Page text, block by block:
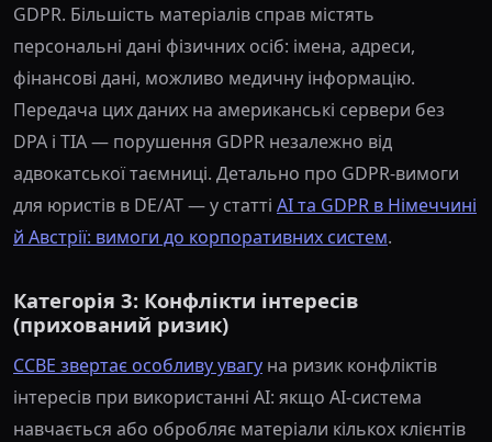
GDPR. Більшість матеріалів справ містять
персональні дані фізичних осіб: імена, адреси,
фінансові дані, можливо медичну інформацію.
Передача цих даних на американські сервери без
DPA і TIA — порушення GDPR незалежно від
адвокатської таємниці. Детально про GDPR-вимоги
для юристів в DE/AT — у статті AI та GDPR в Німеччині
й Австрії: вимоги до корпоративних систем.
Категорія 3: Конфлікти інтересів
(прихований ризик)
CCBE звертає особливу увагу на ризик конфліктів
інтересів при використанні AI: якщо AI-система
навчається або обробляє матеріали кількох клієнтів